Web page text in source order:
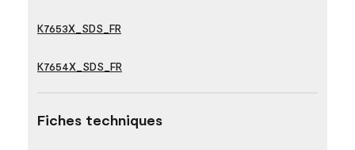
K7653X_SDS_FR
K7654X_SDS_FR
Fiches techniques